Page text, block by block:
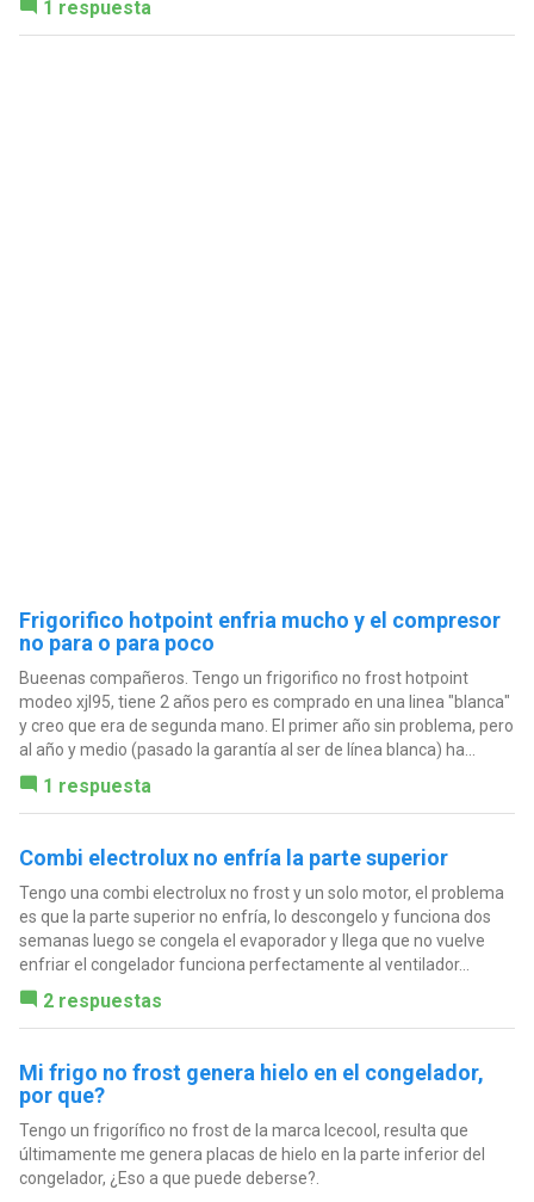
1 respuesta
Frigorifico hotpoint enfria mucho y el compresor
no para o para poco
Bueenas compañeros. Tengo un frigorifico no frost hotpoint
modeo xjl95, tiene 2 años pero es comprado en una linea "blanca"
y creo que era de segunda mano. El primer año sin problema, pero
al año y medio (pasado la garantía al ser de línea blanca) ha...
1 respuesta
Combi electrolux no enfría la parte superior
Tengo una combi electrolux no frost y un solo motor, el problema
es que la parte superior no enfría, lo descongelo y funciona dos
semanas luego se congela el evaporador y llega que no vuelve
enfriar el congelador funciona perfectamente al ventilador...
2 respuestas
Mi frigo no frost genera hielo en el congelador,
por que?
Tengo un frigorífico no frost de la marca Icecool, resulta que
últimamente me genera placas de hielo en la parte inferior del
congelador, ¿Eso a que puede deberse?.